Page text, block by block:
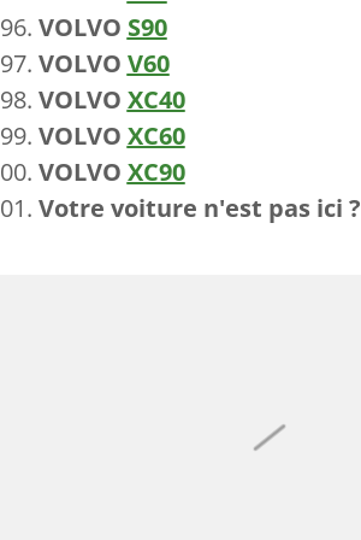
VOLVO S90
VOLVO V60
VOLVO XC40
VOLVO XC60
VOLVO XC90
Votre voiture n'est pas ici ?